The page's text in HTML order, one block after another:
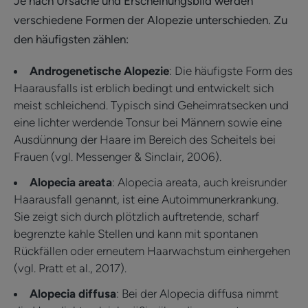
verschiedene Formen der Alopezie unterschieden. Zu
den häufigsten zählen:
Androgenetische Alopezie: Die häufigste Form des
Haarausfalls ist erblich bedingt und entwickelt sich
meist schleichend. Typisch sind Geheimratsecken und
eine lichter werdende Tonsur bei Männern sowie eine
Ausdünnung der Haare im Bereich des Scheitels bei
Frauen (vgl. Messenger & Sinclair, 2006).
Alopecia areata: Alopecia areata, auch kreisrunder
Haarausfall genannt, ist eine Autoimmunerkrankung.
Sie zeigt sich durch plötzlich auftretende, scharf
begrenzte kahle Stellen und kann mit spontanen
Rückfällen oder erneutem Haarwachstum einhergehen
(vgl. Pratt et al., 2017).
Alopecia diffusa: Bei der Alopecia diffusa nimmt